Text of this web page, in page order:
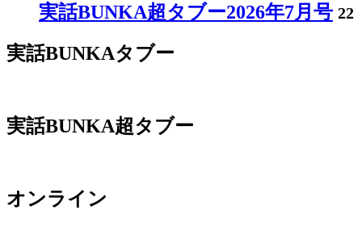
実話BUNKA超タブー2026年7月号 22
実話BUNKAタブー
実話BUNKA超タブー
オンライン